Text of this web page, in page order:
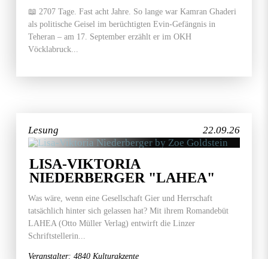
📖 2707 Tage. Fast acht Jahre. So lange war Kamran Ghaderi
als politische Geisel im berüchtigten Evin-Gefängnis in
Teheran – am 17. September erzählt er im OKH
Vöcklabruck...
22.09.26
Lesung
LISA-VIKTORIA
NIEDERBERGER "LAHEA"
Was wäre, wenn eine Gesellschaft Gier und Herrschaft
tatsächlich hinter sich gelassen hat? Mit ihrem Romandebüt
LAHEA (Otto Müller Verlag) entwirft die Linzer
Schriftstellerin...
Veranstalter: 4840 Kulturakzente